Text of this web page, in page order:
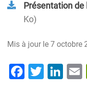
Présentation de
Ko
Mis à jour le 7 octobre